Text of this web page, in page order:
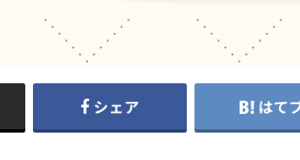
シェア はて